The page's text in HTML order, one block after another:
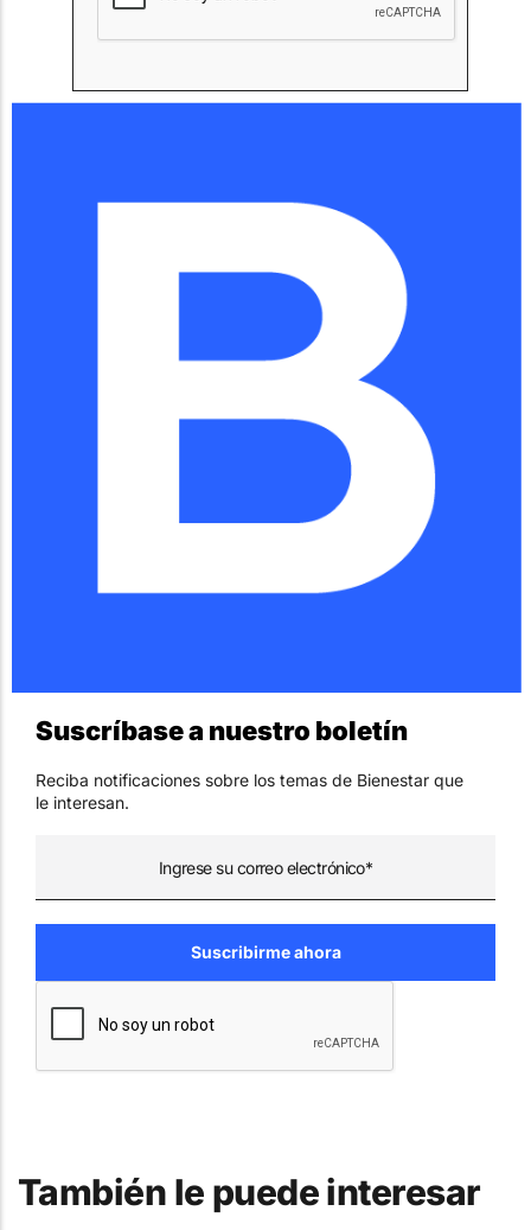
Suscríbase a nuestro boletín
Reciba notificaciones sobre los temas de Bienestar que
le interesan.
También le puede interesar